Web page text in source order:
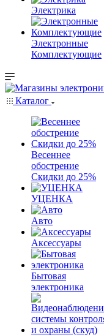
Электрика
Электронные
Комплектующие
Каталог
Весеннее
обострение
Скидки до 25%
УЦЕНКА
Авто
Аксессуары
Бытовая
электроника